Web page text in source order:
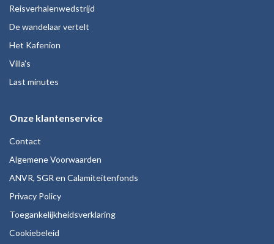
Reisverhalenwedstrijd
De wandelaar vertelt
Het Kafenion
Villa's
Last minutes
Onze klantenservice
Contact
Algemene Voorwaarden
ANVR, SGR en Calamiteitenfonds
Privacy Policy
Toegankelijkheidsverklaring
Cookiebeleid